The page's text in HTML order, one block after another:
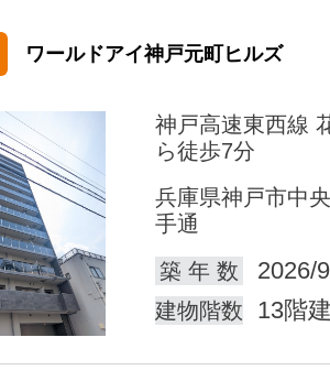
ワールドアイ神戸元町ヒルズ
神戸高速東西線
ら徒歩7分
兵庫県神戸市中
手通
築 年 数
2026/
建物階数 13階